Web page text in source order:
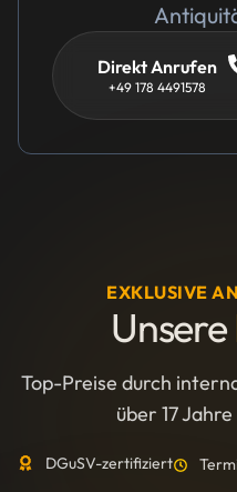
Direkt Anrufen
+49 178 4491578
EXKLUSIVE
Unsere
Top-Preise durch
über 17
DGuSV-zertifiziert